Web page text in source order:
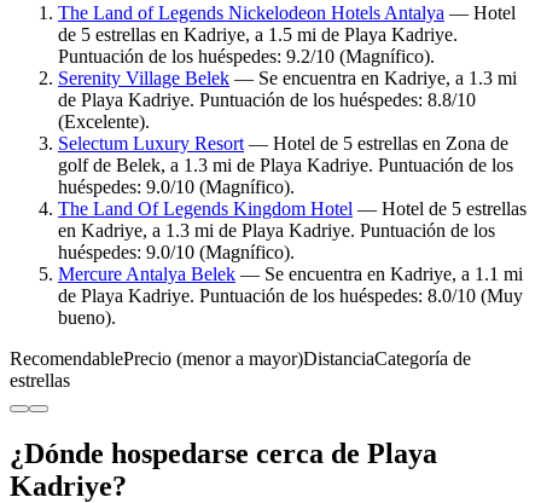
The Land of Legends Nickelodeon Hotels Antalya — Hotel
de 5 estrellas en Kadriye, a 1.5 mi de Playa Kadriye.
Puntuación de los huéspedes: 9.2/10 (Magnífico).
Serenity Village Belek — Se encuentra en Kadriye, a 1.3 mi
de Playa Kadriye. Puntuación de los huéspedes: 8.8/10
(Excelente).
Selectum Luxury Resort — Hotel de 5 estrellas en Zona de
golf de Belek, a 1.3 mi de Playa Kadriye. Puntuación de los
huéspedes: 9.0/10 (Magnífico).
The Land Of Legends Kingdom Hotel — Hotel de 5 estrellas
en Kadriye, a 1.3 mi de Playa Kadriye. Puntuación de los
huéspedes: 9.0/10 (Magnífico).
Mercure Antalya Belek — Se encuentra en Kadriye, a 1.1 mi
de Playa Kadriye. Puntuación de los huéspedes: 8.0/10 (Muy
bueno).
RecomendablePrecio (menor a mayor)DistanciaCategoría de
estrellas
¿Dónde hospedarse cerca de Playa
Kadriye?